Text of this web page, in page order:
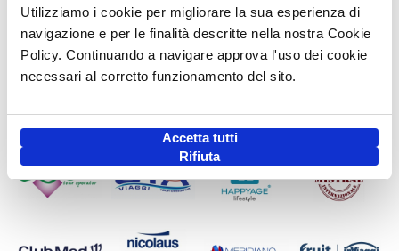
Utilizziamo i cookie per migliorare la sua esperienza di
navigazione e per le finalità descritte nella nostra Cookie
Policy. Continuando a navigare approva l'uso dei cookie
necessari al corretto funzionamento del sito.
Accetta tutti
Rifiuta